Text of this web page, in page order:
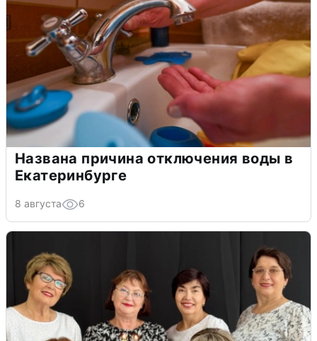
Названа причина отключения воды в
Екатеринбурге
8 августа 6